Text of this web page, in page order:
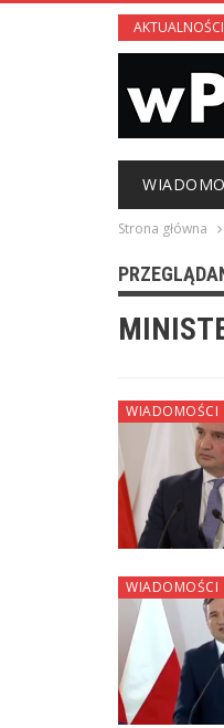
AKTUALNOŚCI
Strona główna
WIADOMOŚCI
WIADOMOŚCI